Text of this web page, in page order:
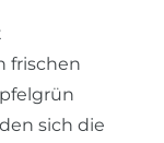
frischen
sich die